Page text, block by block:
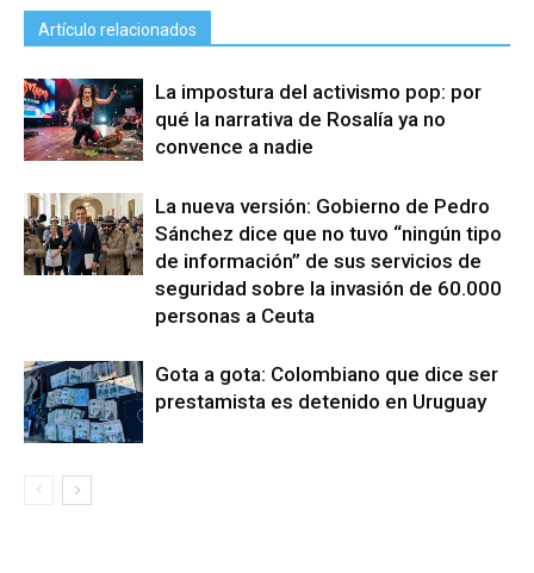
Artículo relacionados
La impostura del activismo pop: por
qué la narrativa de Rosalía ya no
convence a nadie
La nueva versión: Gobierno de Pedro
Sánchez dice que no tuvo “ningún tipo
de información” de sus servicios de
seguridad sobre la invasión de 60.000
personas a Ceuta
Gota a gota: Colombiano que dice ser
prestamista es detenido en Uruguay